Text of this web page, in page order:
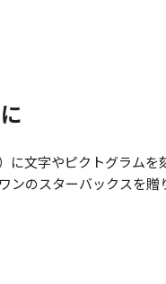
に文字やピクトグラムを
のスターバックスを贈